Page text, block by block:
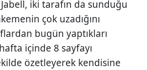
iki tarafın da sunduğu
çok uzadığını
bugün yaptıkları
içinde 8 sayfayı
özetleyerek kendisine